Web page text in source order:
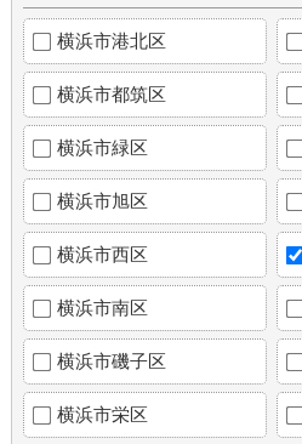
横浜市港北区
横浜市都筑区
横浜市緑区
横浜市旭区
横浜市西区
横浜市南区
横浜市磯子区
横浜市栄区